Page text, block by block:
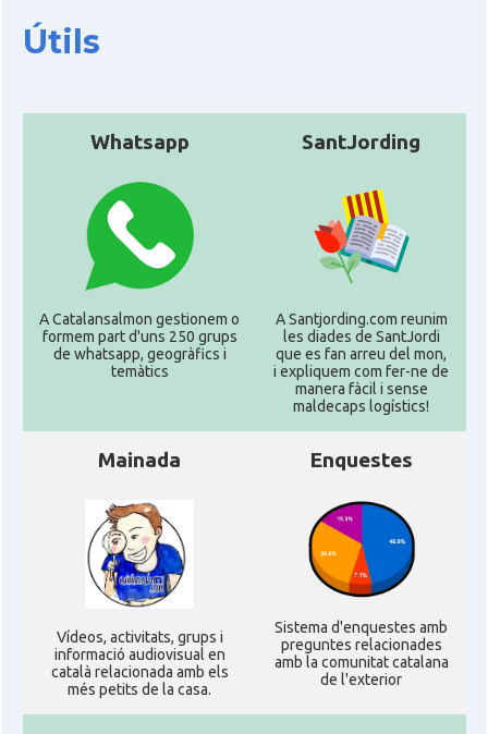
Útils
Whatsapp
A Catalansalmon gestionem o
formem part d'uns 250 grups
de whatsapp, geogràfics i
temàtics
SantJording
A Santjording.com reunim
les diades de SantJordi
que es fan arreu del mon,
i expliquem com fer-ne de
manera fàcil i sense
maldecaps logí­stics!
Mainada
Ví­deos, activitats, grups i
informació audiovisual en
català relacionada amb els
més petits de la casa.
Enquestes
Sistema d'enquestes amb
preguntes relacionades
amb la comunitat catalana
de l'exterior